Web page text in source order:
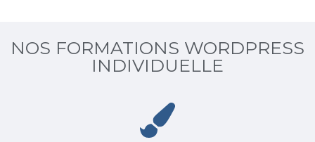
NOS FORMATIONS WORDPRESS
INDIVIDUELLE